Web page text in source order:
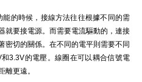
能的時候，接線方法往往根據不同的需
就要接電源。而需要電流驅動的，連接
密切的關係。在不同的電平則需要不同
3.3V的電壓。線圈在可以耦合信號電
離更遠。